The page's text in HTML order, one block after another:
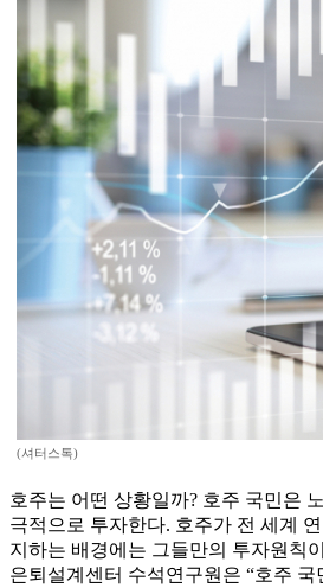
(셔터스톡)
호주는 어떤 상황일까? 호주 국민은
극적으로 투자한다. 호주가 전 세계
지하는 배경에는 그들만의 투자원칙
은퇴설계센터 수석연구원은 “호주